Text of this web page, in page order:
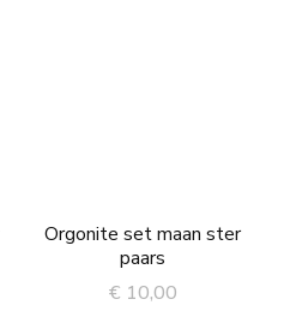
Orgonite set maan ster
paars
€ 10,00